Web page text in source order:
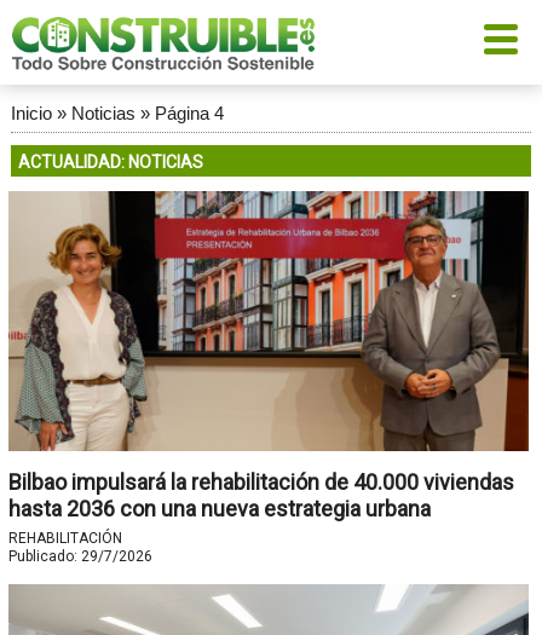
Inicio» Noticias » Página 4
ACTUALIDAD: NOTICIAS
Bilbao impulsará la rehabilitación de 40.000 viviendas
hasta 2036 con una nueva estrategia urbana
REHABILITACIÓN
Publicado: 29/7/2026